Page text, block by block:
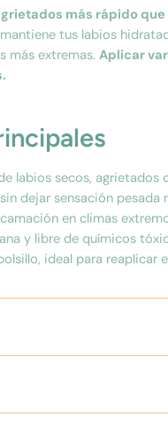
más rápido
tus labios
más extremas. Aplicar
labios secos, agrietados
dejar sensación pesada
en climas
y libre de químicos
ideal para reaplicar
frente a